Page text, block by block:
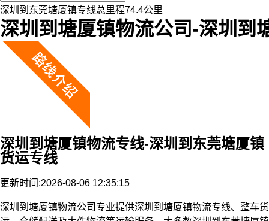
深圳到东莞塘厦镇专线总里程74.4公里
深圳到塘厦镇物流公司-深圳到
深圳到塘厦镇物流专线-深圳到东莞塘厦镇
货运专线
更新时间:2026-08-06 12:35:15
深圳到塘厦镇物流公司专业提供深圳到塘厦镇物流专线、整车货